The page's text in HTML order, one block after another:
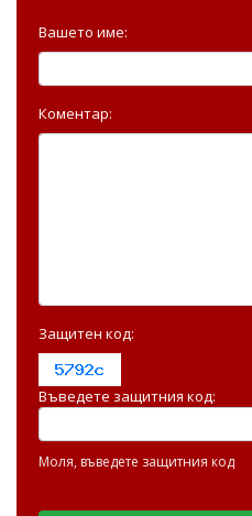
Вашето име:
Коментар:
Защитен код:
Въведете защитния код:
Моля, въведете защитния код